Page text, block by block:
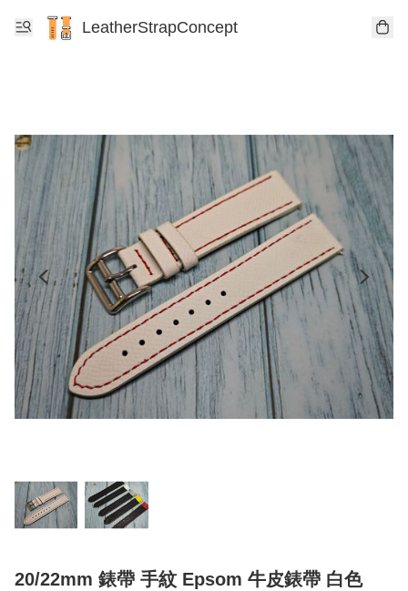
LeatherStrapConcept
20/22mm 錶帶 手紋 Epsom 牛皮錶帶 白色